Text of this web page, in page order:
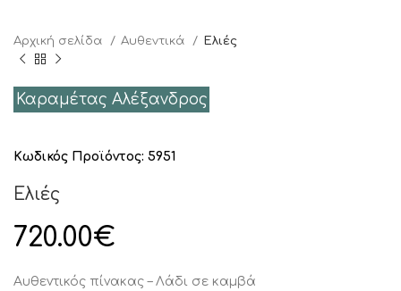
Αρχική σελίδα Αυθεντικά Ελιές
Καραμέτας Αλέξανδρος
Κωδικός Προϊόντος: 5951
Ελιές
720.00€
Αυθεντικός πίνακας – Λάδι σε καμβά